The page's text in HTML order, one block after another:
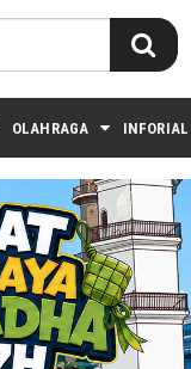
OLAHRAGA INFORIAL